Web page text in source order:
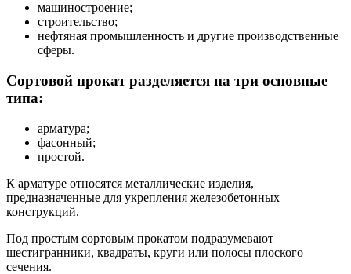
машиностроение;
строительство;
нефтяная промышленность и другие производственные
сферы.
Сортовой прокат разделяется на три основные
типа:
арматура;
фасонный;
простой.
К арматуре относятся металлические изделия,
предназначенные для укрепления железобетонных
конструкций.
Под простым сортовым прокатом подразумевают
шестигранники, квадраты, круги или полосы плоского
сечения.